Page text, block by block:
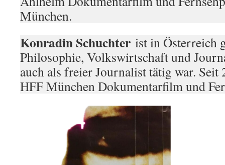
München.
Konradin Schuchter ist in Österreich
Philosophie, Volkswirtschaft und
auch als freier Journalist tätig war. Seit
HFF München Dokumentarfilm und